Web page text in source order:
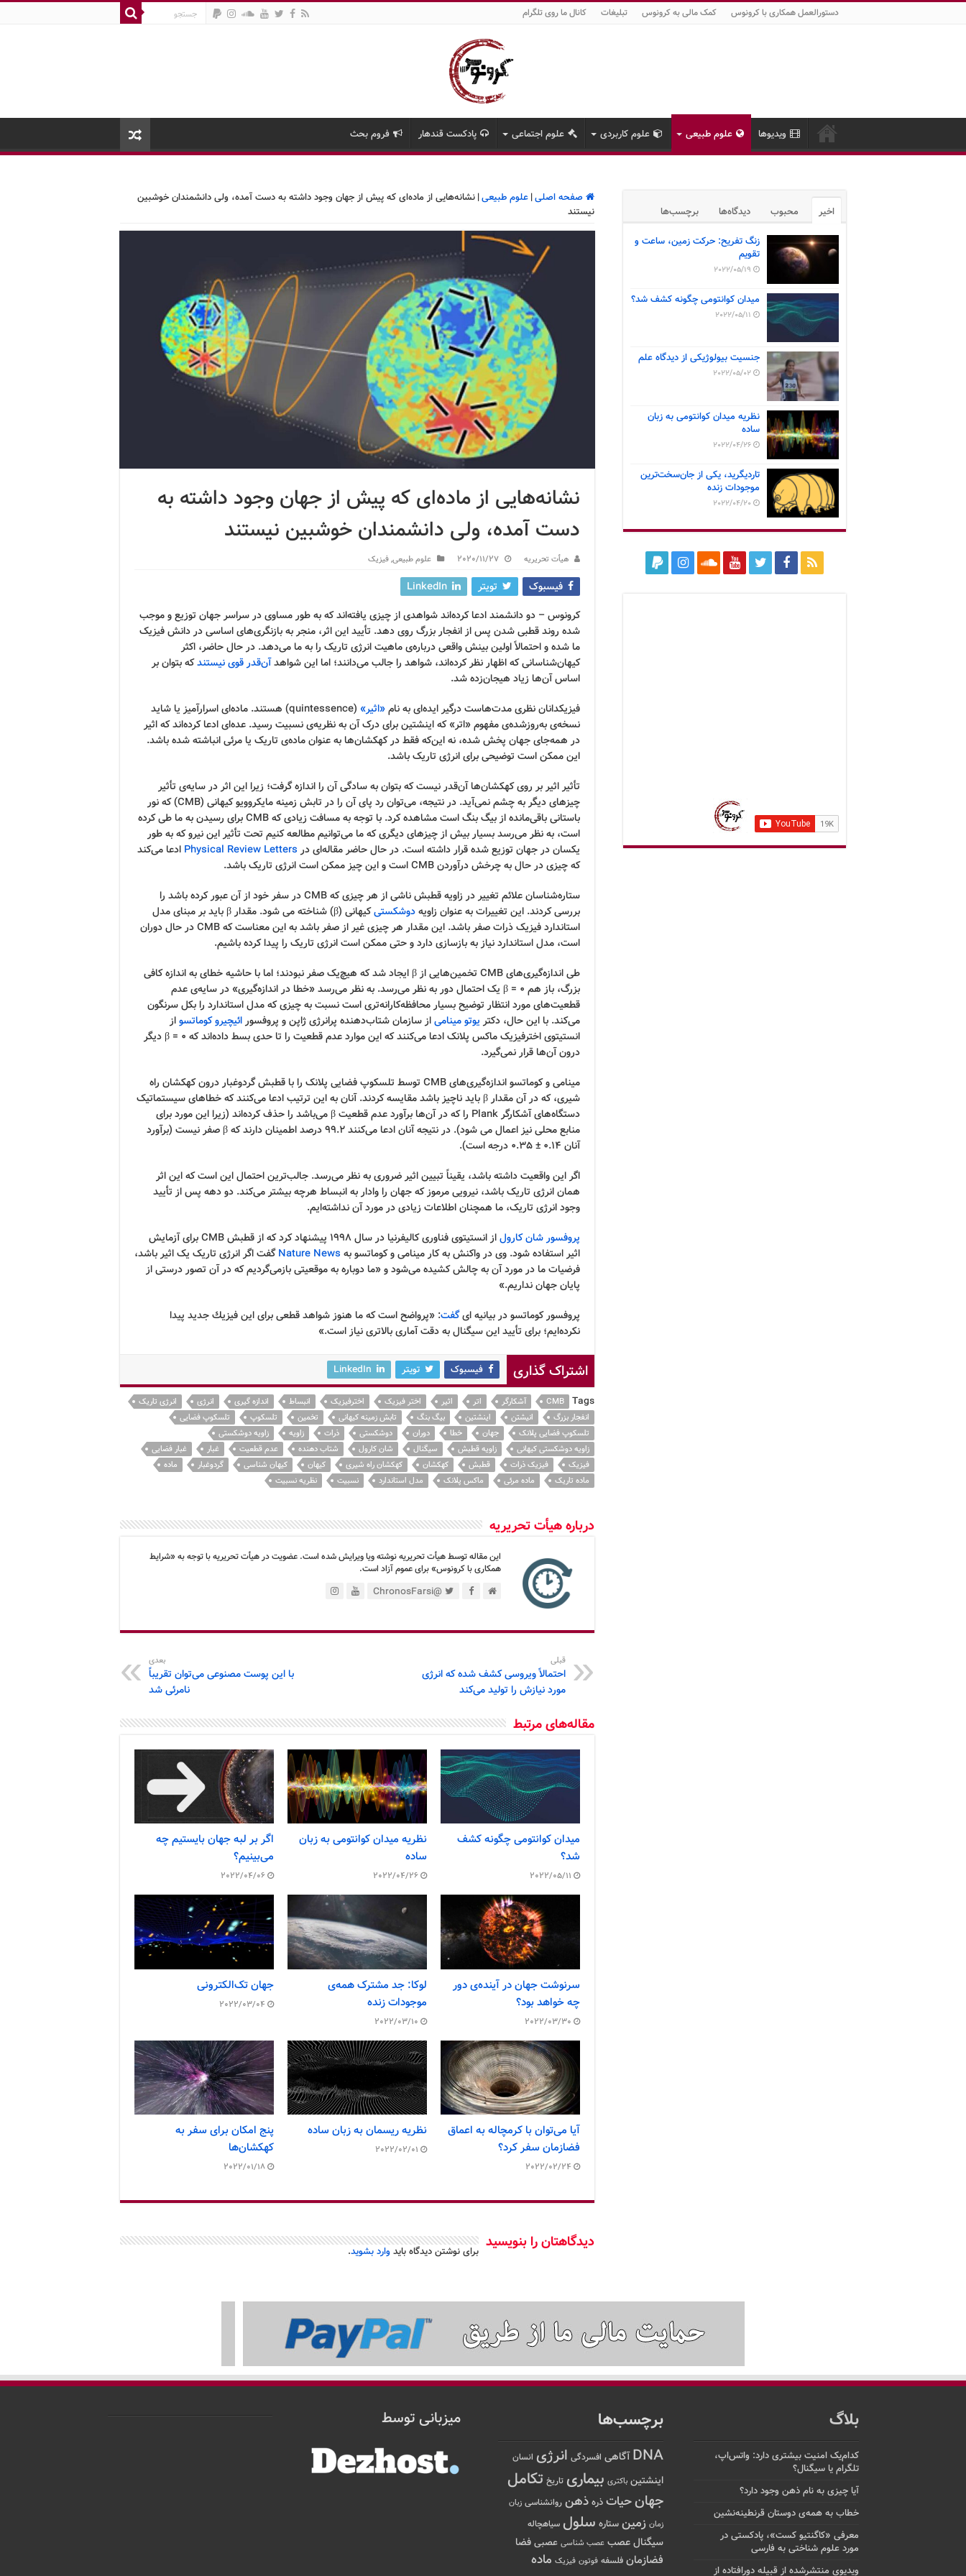
دستورالعمل همکاری با کرونوس کمک مالی به کرونوس تبلیغات کانال ما روی تلگرام
ویدیوها علوم طبیعی علوم کاربردی علوم اجتماعی پادکست قندهار فروم بحث
صفحه اصلی| علوم طبیعی| نشانه‌هایی از ماده‌ای که پیش از جهان وجود داشته به دست آمده، ولی دانشمندان خوشبین
نیستند
نشانه‌هایی از ماده‌ای که پیش از جهان وجود داشته به
دست آمده، ولی دانشمندان خوشبین نیستند
هیأت تحریریه 2020/11/27 علوم طبیعی,فیزیک
فیسبوک تویتر
LinkedIn
کرونوس – دو دانشمند ادعا کرده‌اند شواهدی از چیزی یافته‌اند که به طور مساوی در سراسر جهان توزیع و موجب
شده روند قطبی شدن پس از انفجار بزرگ روی دهد. تأیید این اثر، منجر به بازنگری‌های اساسی در دانش فیزیک
ما شده و احتمالاً اولین بینش واقعی درباره‌ی ماهیت انرژی تاریک را به ما می‌دهد. در حال حاضر‌، اکثر
کیهان‌شناسانی که اظهار نظر کرده‌اند، شواهد را جالب می‌دانند؛ اما این شواهدآن‌قدر قوی نیستندکه بتوان بر
اساس آن‌ها زیاد هیجان‌زده شد.
فیزیکدانان نظری مدت‌هاست درگیر ایده‌ای به نام«اثیر»
(quintessence) هستند. ماده‌ای اسرارآمیز یا شاید
نسخه‌ی به‌روزشده‌ی مفهوم «اتر» که اینشتین برای درک آن به نظریه‌ی نسبیت رسید. عده‌ای ادعا کرده‌اند که اثیر
در همه‌جای جهان پخش شده، نه این‌که فقط در کهکشان‌ها به عنوان ماده‌ی تاریک یا مرئی انباشته شده باشد.
این ممکن است توضیحی برای انرژی تاریک باشد.
تأثیر اثیر بر روی کهکشان‌ها آن‌قدر نیست که بتوان به سادگی آن را اندازه گرفت؛ زیرا این اثر در سایه‌ی تأثیر
چیزهای دیگر به چشم نمی‌آید. در نتیجه، می‌توان رد پای آن را در تابش زمینه مایکروویو کیهانی (CMB) که نور
باستانی باقی‌مانده از بیگ بنگ است مشاهده کرد. با توجه به مسافت زیادی که CMB برای رسیدن به ما طی کرده
است، به نظر می‌رسد بسیار بیش از چیزهای دیگری که ما می‌توانیم مطالعه کنیم تحت تأثیر این نیرو که به طور
یکسان در جهان توزیع شده قرار داشته است. در حال حاضر مقاله‌ای درPhysical Review Letters ادعا می‌کند
که چیزی در حال به چرخش درآوردن CMB است و این چیز ممکن است انرژی تاریک باشد.
ستاره‌شناسان علائم تغییر در زاویه قطبش ناشی از هر چیزی که CMB در سفر خود از آن عبور کرده باشد را
بررسی کردند. این تغییرات به عنوان زاویهدوشکستی
کیهانی (β) شناخته می شود. مقدار β باید بر مبنای مدل
استاندارد فیزیک ذرات صفر باشد. این مقدار هر چیزی غیر از صفر باشد به این معناست که CMB در حال دوران
است، مدل استاندارد نیاز به بازسازی دارد و حتی ممکن است انرژی تاریک را پیدا کرده باشیم.
طی اندازه‌گیری‌های CMB تخمین‌هایی از β ایجاد شد که هیچ‌یک صفر نبودند؛ اما با حاشیه خطای به اندازه کافی
بزرگ، باز هم β = 0 یک احتمال دور به نظر می‌رسد. به نظر می‌رسد «خطا در اندازه‌گیری» در سایه‌ی عدم
قطعیت‌های مورد انتظار توضیح بسیار محافظه‌کارانه‌تری است نسبت به چیزی که مدل استاندارد را بکل سرنگون
می‌کند. با این حال، دکتریوتو مینامیاز سازمان شتاب‌دهنده پرانرژی ژاپن و پروفسورائیچیرو کوماتسواز
انستیتوی اخترفیزیک ماکس پلانک ادعا می‌کنند که این موارد عدم قطعیت را تا حدی بسط داده‌اند که β = 0 دیگر
درون آن‌ها قرار نمی‌گیرد.
مینامی و کوماتسو اندازه‌گیری‌های CMB توسط تلسکوپ فضایی پلانک را با قطبش گردوغبار درون کهکشان راه
شیری، که در آن مقدار β باید ناچیز باشد مقایسه کردند. آنان به این ترتیب ادعا می‌کنند که خطاهای سیستماتیک
دستگاه‌های آشکارگر Plank را که در آن‌ها برآورد عدم قطعیت β می‌باشد را حذف کرده‌اند (زیرا این مورد برای
منابع محلی نیز اعمال می شود). در نتیجه آنان ادعا می‌کنند 99.2 درصد اطمینان دارند که β صفر نیست (برآورد
آنان 0.14 ± 0.35 درجه است).
اگر این واقعیت داشته باشد، یقیناً تبیین اثیر ضروری به نظر می‌رسد. جالب‌ترین احتمال این است که این اثر
همان انرژی تاریک باشد، نیرویی مرموز که جهان را وادار به انبساط هرچه بیشتر می‌کند. دو دهه پس از تأیید
وجود انرژی تاریک، ما همچنان اطلاعات زیادی در مورد آن نداشته‌ایم.
پروفسور شان کارول
از انستیتوی فناوری کالیفرنیا در سال ۱۹۹۸ پیشنهاد کرد که از قطبش CMB برای آزمایش
اثیر استفاده شود. وی در واکنش به کار مینامی و کوماتسو به Nature Newsگفت اگر انرژی تاریک یک اثیر باشد،
فرضیات ما در مورد آن به چالش کشیده می‌شود و «ما دوباره به موقعیتی بازمی‌گردیم که در آن تصور درستی از
پایان جهان نداریم.»
پروفسور كوماتسو در بیانیه ایگفت: «پرواضح است كه ما هنوز شواهد قطعی برای این فیزیك جدید پیدا
نكرده‌ایم؛ برای تأیید این سیگنال به دقت آماری بالاتری نیاز است.»
اشتراک گذاری فیسبوک تویتر LinkedIn
Tags
CMB آشکارگر اتر اثیر اختر فیزیک اخترفیزیک انبساط اندازه گیری انرژی
انرژی تاریک
انفجار بزرگ
انیشتن اینشتین بیگ بنگ تابش زمینه کیهانی تخمین تلسکوپ
تلسکوپ فضایی
تلسکوپ فضایی پلانک
جهان خطا دوران دوشکستی ذرات زاویه
زاویه دوشکستی
زاویه دوشکستی کیهانی
زاویه قطبش سیگنال شان کارول شتاب دهنده عدم قطعیت غبار
غبار فضایی
فیزیک
فیزیک ذرات قطبش کهکشان کهکشان راه شیری کیهان کیهان شناسی گردوغبار
ماده
ماده تاریک
ماده مرئی ماکس پلانک مدل استاندارد نسبیت نظریه نسبیت
درباره هیأت تحریریه
این مقاله توسط هیأت تحریریه نوشته ویا ویرایش شده است. عضویت در هیأت تحریریه با توجه به «شرایط
همکاری با کرونوس» برای عموم آزاد است.
@ChronosFarsi
قبلی
احتمالاً ویروسی کشف شده که انرژی
مورد نیازش را تولید می‌کند
بعدی
با این پوست مصنوعی می‌توان تقریباً
نامرئی شد
مقاله‌های مرتبط
میدان کوانتومی چگونه کشف
شد؟
2022/05/11
نظریه میدان کوانتومی به زبان
ساده
2022/04/26
اگر بر لبه جهان بایستیم چه
می‌بینیم؟
2022/04/06
سرنوشت جهان در آینده‌ی دور
چه خواهد بود؟
2022/03/30
لوکا: جد مشترک همه‌ی
موجودات زنده
2022/03/10
جهان تک‌الکترونی
2022/03/04
آیا می‌توان با کرمچاله به اعماق
فضازمان سفر کرد؟
2022/02/24
نظریه ریسمان به زبان ساده
2022/02/01
پنج امکان برای سفر به
کهکشان‌ها
2022/01/18
دیدگاهتان را بنویسید برای نوشتن دیدگاه باید وارد بشوید.
اخیر محبوب دیدگاه‌ها برچسب‌ها
زنگ تفریح: حرکت زمین، ساعت و
تقویم
2022/05/19
میدان کوانتومی چگونه کشف شد؟
2022/05/11
جنسیت بیولوژیکی از دیدگاه علم
2022/05/02
نظریه میدان کوانتومی به زبان
ساده
2022/04/26
تاردیگرید، یکی از جان‌سخت‌ترین
موجودات زنده
2022/04/20
بلاگ
کدام‌یک امنیت بیشتری دارد: واتس‌اپ،
تلگرام یا سیگنال؟
آیا چیزی به نام ذهن وجود دارد؟
خطاب به همه‌ی دوستان قرنطینه‌نشین
معرفی «کاگنتیو کست»، پادکستی در
مورد علوم شناختی به فارسی
ویدیوی منتشرشده از قبیله دورافتاده‌ از
برچسب‌ها
DNA آگاهی افسردگی انرژی انسان
اینشتین باکتری بیماری تاریخ تکامل
جهانحیات ذره ذهن روانشناسی زبان
زمان زمین ستاره سلول سیاهچاله
سیگنالعصب عصب شناسی عصبی فضا
فضازمان فلسفه فوتون فیزیک ماده
میزبانی توسط